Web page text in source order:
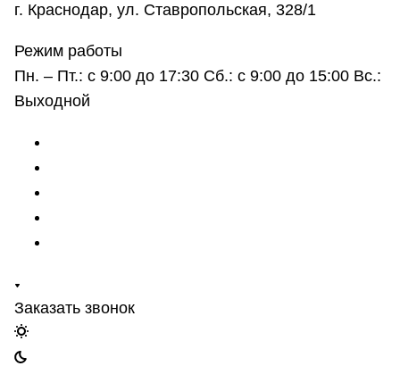
г. Краснодар, ул. Ставропольская, 328/1
Режим работы
Пн. – Пт.: с 9:00 до 17:30 Сб.: с 9:00 до 15:00 Вс.:
Выходной
Заказать звонок